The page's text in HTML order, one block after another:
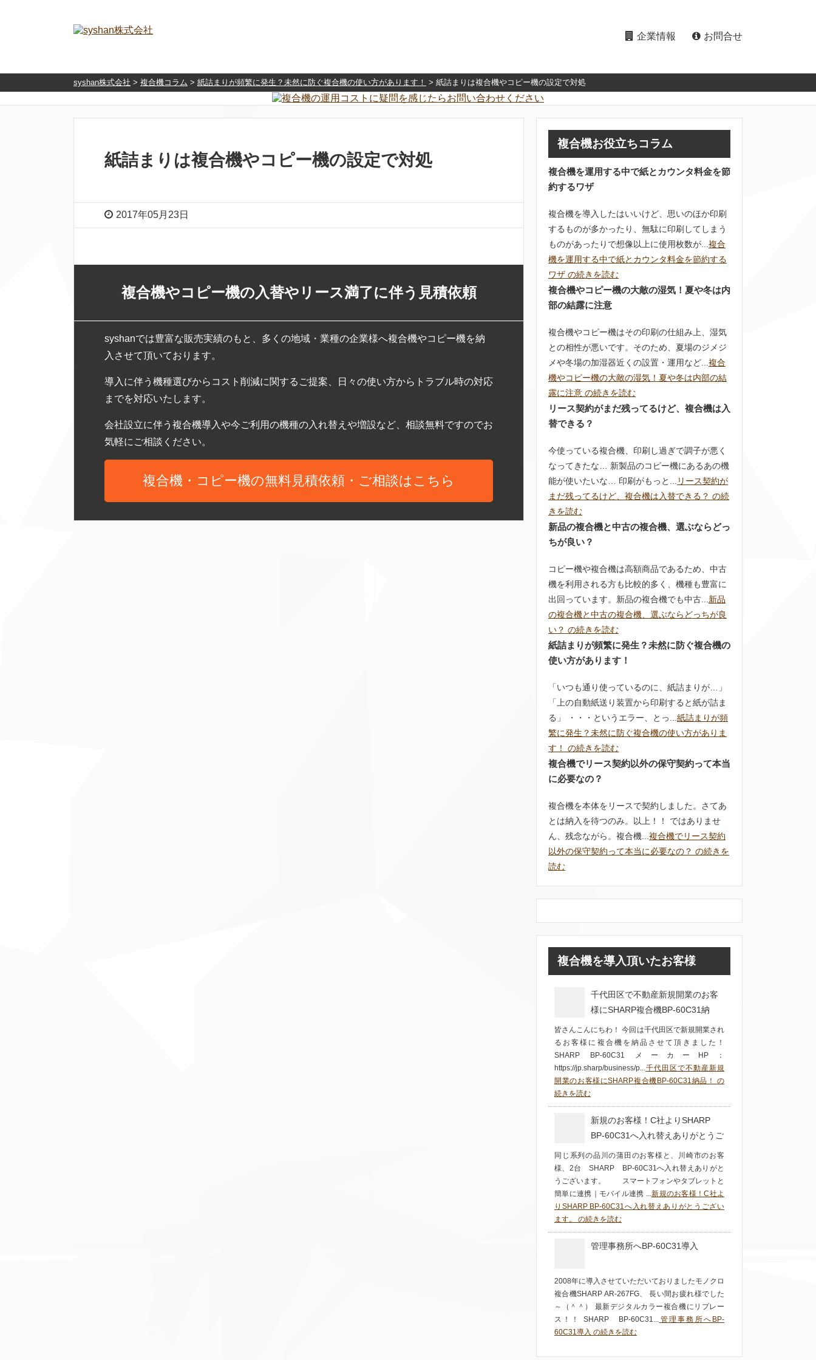
企業情報 お問合せ
syshan株式会社 > 複合機コラム > 紙詰まりが頻繁に発生？未然に防ぐ複合機の使い方があります！ > 紙詰まりは複合機やコピー機の設定で対処
紙詰まりは複合機やコピー機の設定で対処
2017年05月23日
複合機やコピー機の入替やリース満了に伴う見積依頼
syshanでは豊富な販売実績のもと、多くの地域・業種の企業様へ複合機やコピー機を納
入させて頂いております。
導入に伴う機種選びからコスト削減に関するご提案、日々の使い方からトラブル時の対応
までを対応いたします。
会社設立に伴う複合機導入や今ご利用の機種の入れ替えや増設など、相談無料ですのでお
気軽にご相談ください。
複合機・コピー機の無料見積依頼・ご相談はこちら
複合機お役立ちコラム
複合機を運用する中で紙とカウンタ料金を節
約するワザ
複合機を導入したはいいけど、思いのほか印刷
するものが多かったり、無駄に印刷してしまう
ものがあったりで想像以上に使用枚数が... 複合
機を運用する中で紙とカウンタ料金を節約する
ワザ の続きを読む
複合機やコピー機の大敵の湿気！夏や冬は内
部の結露に注意
複合機やコピー機はその印刷の仕組み上、湿気
との相性が悪いです。そのため、夏場のジメジ
メや冬場の加湿器近くの設置・運用など... 複合
機やコピー機の大敵の湿気！夏や冬は内部の結
露に注意 の続きを読む
リース契約がまだ残ってるけど、複合機は入
替できる？
今使っている複合機、印刷し過ぎで調子が悪く
なってきたな… 新製品のコピー機にあるあの機
能が使いたいな… 印刷がもっと...
リース契約が
まだ残ってるけど、複合機は入替できる？ の続
きを読む
新品の複合機と中古の複合機、選ぶならどっ
ちが良い？
コピー機や複合機は高額商品であるため、中古
機を利用される方も比較的多く、機種も豊富に
出回っています。新品の複合機でも中古... 新品
の複合機と中古の複合機、選ぶならどっちが良
い？ の続きを読む
紙詰まりが頻繁に発生？未然に防ぐ複合機の
使い方があります！
「いつも通り使っているのに、紙詰まりが…」
「上の自動紙送り装置から印刷すると紙が詰ま
る」 ・・・というエラー、とっ... 紙詰まりが頻
繁に発生？未然に防ぐ複合機の使い方がありま
す！ の続きを読む
複合機でリース契約以外の保守契約って本当
に必要なの？
複合機を本体をリースで契約しました。さてあ
とは納入を待つのみ。以上！！ ではありませ
ん、残念ながら。複合機... 複合機でリース契約
以外の保守契約って本当に必要なの？ の続きを
読む
複合機を導入頂いたお客様
千代田区で不動産新規開業のお客
様にSHARP複合機BP-60C31納
品！
皆さんこんにちわ！ 今回は千代田区で新規開業され
るお客様に複合機を納品させて頂きました！
SHARP BP-60C31 メーカーHP：
https://jp.sharp/business/p...千代田区で不動産新規
開業のお客様にSHARP複合機BP-60C31納品！ の
続きを読む
新規のお客様！C社よりSHARP
BP-60C31へ入れ替えありがとうご
ざいます。
同じ系列の品川の蒲田のお客様と、川崎市のお客
様、2台 SHARP BP-60C31へ入れ替えありがと
うございます。 スマートフォンやタブレットと
簡単に連携｜モバイル連携 ...新規のお客様！C社よ
りSHARP BP-60C31へ入れ替えありがとうござい
ます。 の続きを読む
管理事務所へBP-60C31導入
2008年に導入させていただいておりましたモノクロ
複合機SHARP AR-267FG、 長い間お疲れ様でした
～（＾＾） 最新デジタルカラー複合機にリプレー
ス！！ SHARP BP-60C31... 管理事務所へBP-
60C31導入 の続きを読む